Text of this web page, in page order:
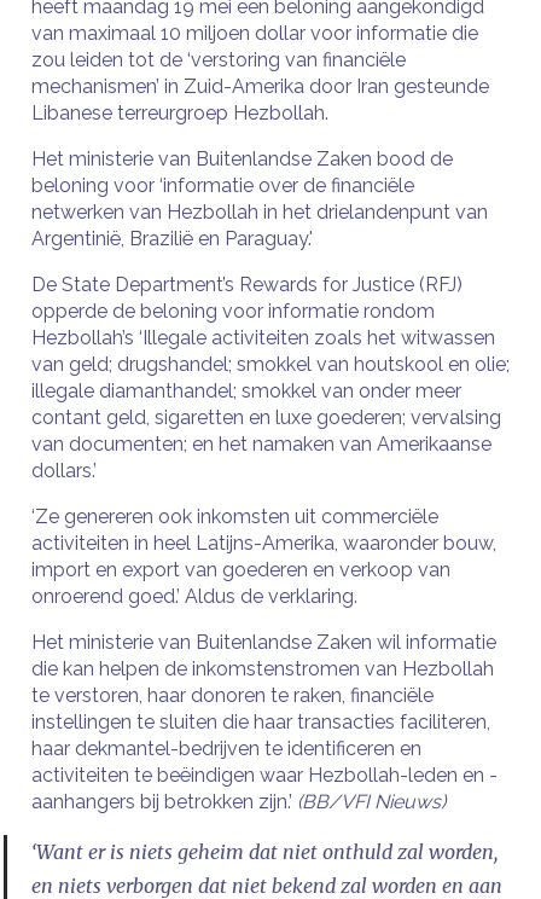
heeft maandag 19 mei een beloning aangekondigd
van maximaal 10 miljoen dollar voor informatie die
zou leiden tot de ‘verstoring van financiële
mechanismen’ in Zuid-Amerika door Iran gesteunde
Libanese terreurgroep Hezbollah.
Het ministerie van Buitenlandse Zaken bood de
beloning voor ‘informatie over de financiële
netwerken van Hezbollah in het drielandenpunt van
Argentinië, Brazilië en Paraguay.'
De State Department’s Rewards for Justice (RFJ)
opperde de beloning voor informatie rondom
Hezbollah’s ‘Illegale activiteiten zoals het witwassen
van geld; drugshandel; smokkel van houtskool en olie;
illegale diamanthandel; smokkel van onder meer
contant geld, sigaretten en luxe goederen; vervalsing
van documenten; en het namaken van Amerikaanse
dollars.’
‘Ze genereren ook inkomsten uit commerciële
activiteiten in heel Latijns-Amerika, waaronder bouw,
import en export van goederen en verkoop van
onroerend goed.’ Aldus de verklaring.
Het ministerie van Buitenlandse Zaken wil informatie
die kan helpen de inkomstenstromen van Hezbollah
te verstoren, haar donoren te raken, financiële
instellingen te sluiten die haar transacties faciliteren,
haar dekmantel-bedrijven te identificeren en
activiteiten te beëindigen waar Hezbollah-leden en -
aanhangers bij betrokken zijn.’ (BB/VFI Nieuws)
‘Want er is niets geheim dat niet onthuld zal worden,
en niets verborgen dat niet bekend zal worden en aan